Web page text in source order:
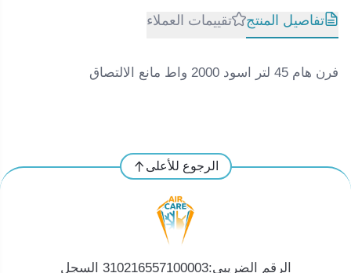
تفاصيل المنتج تقييمات العملاء
فرن هام 45 لتر اسود 2000 واط مانع الالتصاق
الرجوع للأعلى
الرقم الضريبي:310216557100003 السجل